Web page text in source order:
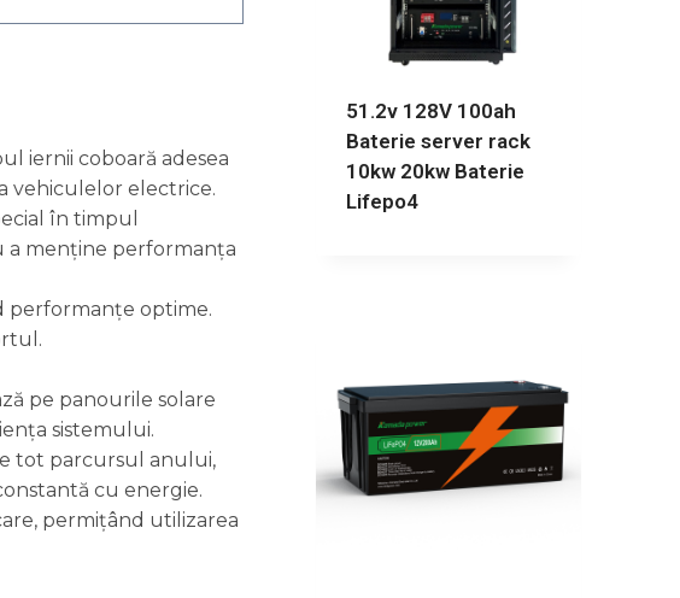
iernii coboară adesea
vehiculelor electrice.
în timpul
a menține performanța
performanțe optime.
pe panourile solare
sistemului.
tot parcursul anului,
cu energie.
permițând utilizarea
51.2v 128V 100ah
Baterie server rack
10kw 20kw Baterie
Lifepo4